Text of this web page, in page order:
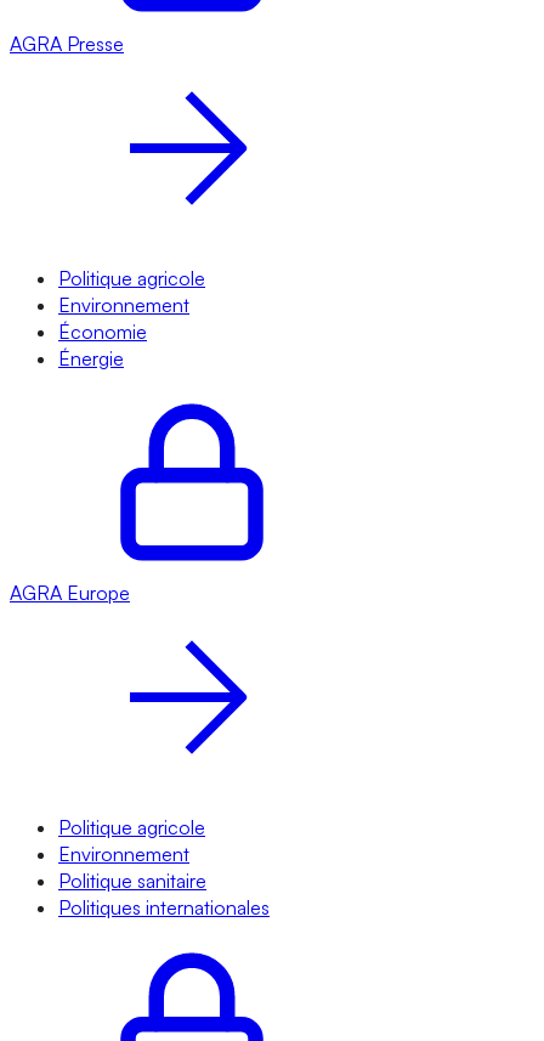
AGRA Presse
Politique agricole
Environnement
Économie
Énergie
AGRA Europe
Politique agricole
Environnement
Politique sanitaire
Politiques internationales